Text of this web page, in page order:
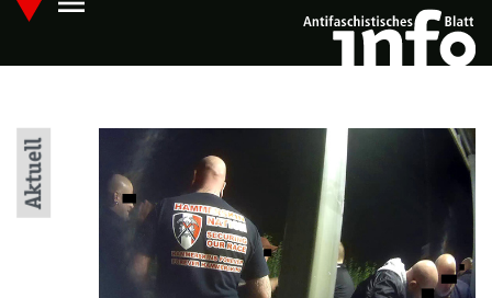
Skip
main
Hauptmenü öffnen
Aktuell